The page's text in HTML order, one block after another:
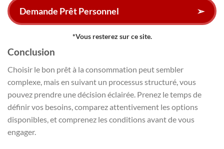
Demande Prêt Personnel ➢
*Vous resterez sur ce site.
Conclusion
Choisir le bon prêt à la consommation peut sembler
complexe, mais en suivant un processus structuré, vous
pouvez prendre une décision éclairée. Prenez le temps de
définir vos besoins, comparez attentivement les options
disponibles, et comprenez les conditions avant de vous
engager.